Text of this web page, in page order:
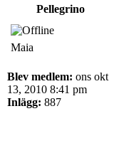
Pellegrino
Maia
Blev medlem: ons okt
13, 2010 8:41 pm
Inlägg: 887